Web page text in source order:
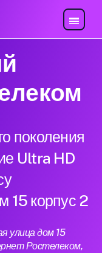
поколения
Ultra HD
15 корпус 2
улица дом 15
Ростелеком,